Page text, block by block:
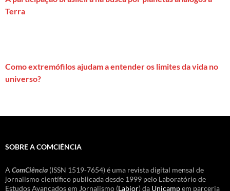
Terra
Como extremófilos ajudam a entender os limites da vida no
universo?
SOBRE A COMCIÊNCIA
A ComCiência (ISSN 1519-7654) é uma revista digital mensal de
jornalismo científico publicada desde 1999 pelo Laboratório de
Estudos Avançados em Jornalismo (Labjor) da Unicampem parceria